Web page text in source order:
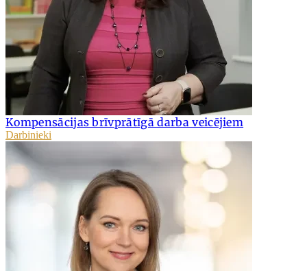
Kompensācijas brīvprātīgā darba veicējiem
Darbinieki